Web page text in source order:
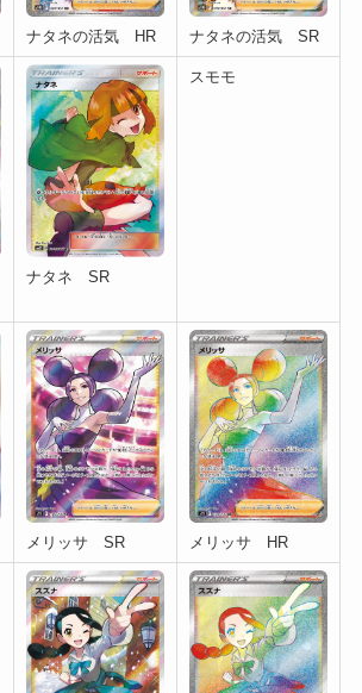
ナタネの活気 HR ナタネの活気 SR
ナタネ SR
スモモ
メリッサ SR メリッサ HR